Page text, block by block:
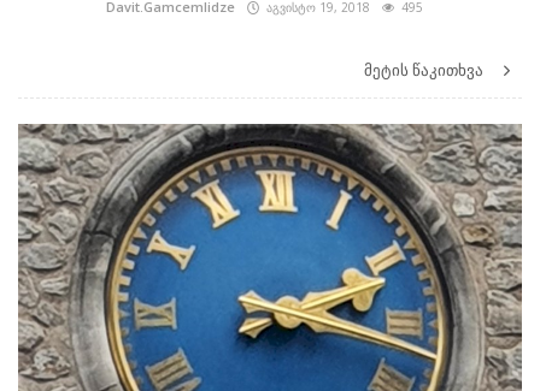
Davit.Gamcemlidze აგვისტო 19, 2018 495
მეტის წაკითხვა